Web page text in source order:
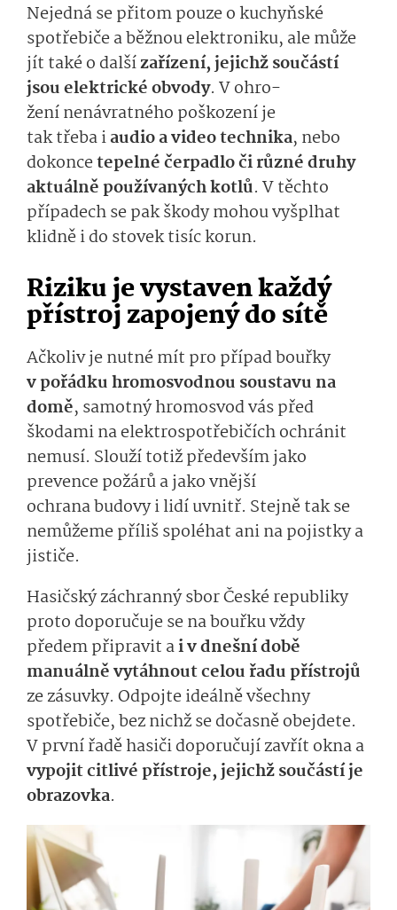
Nejedná se přitom pouze o kuchyňské
spotřebiče a běžnou elektroniku, ale může
jít také o dalšízařízení, jejichžsoučástí
jsou elektrické obvody. V ohro­
ženínenávrat­ného poškozeníje
taktřebaiau­dioa videotechnika, ne­bo
dokoncetepelné čerpadlo čirůzné druhy
aktuálně používaných kotlů. V těchto
případech se pak škody mohou vyšplhat
klidněido stovek tisíc korun.
Riziku je vystaven každý
přístroj zapojený do sítě
Ačkoliv je nutné mít pro případ bouřky
v pořádku hromosvodnou soustavu na
domě, samotný hromosvod vás před
škodami na elektrospotře­bičíchochránit
nemusí. Slouží totiž především jako
prevence požárů a jako vnější
ochranabudovyili­dí uvnitř. Stejně tak se
nemůžemepřílišspo­léhat ani na pojistky a
jističe.
Hasičský záchranný sbor České republiky
proto doporučuje se na bouřkuvždy
předempřipravit ai v dnešní době
manuálně vytáhnout celou řadu přístrojů
ze zásuvky. Odpojte ideálně všechny
spotřebiče,bez nichž se dočasně obejdete.
V první řadě hasiči doporučují zavřít okna a
vypojitcitli­vépřístroje, jejichž součástí je
obrazovka.